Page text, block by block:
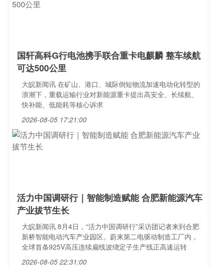
国轩高科G行电池携手联合重卡电麒麟 整车续航
可达500公里
大皖新闻讯 在矿山、港口、城际倒短物流加速电动化转型的
浪潮下，重载运输行业对新能源重卡提出高安全、长续航、
快补能、低能耗等核心诉求
2026-08-05 17:21:00
活力中国调研行｜智能制造赋能 合肥新能源汽车
产业拔节生长
大皖新闻讯 8月4日，“活力中国调研行”采访团记者来到合肥
新桥智能电动汽车产业园区。蔚来第二电驱动制造工厂内，
全球首条925V高压连续扁线波绕定子生产线正高速运转
2026-08-05 22:31:00